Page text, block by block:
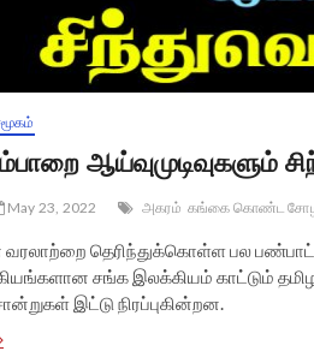
ஆய்வுமுடிவுகளும்
May 23, 2022 அகரம் கங்கை கொண்ட
வரலாற்றை தெரிந்துக்கொள்ள பல
சங்க இலக்கியம் காட்டும்
இட்டு நிரப்புகின்றன.